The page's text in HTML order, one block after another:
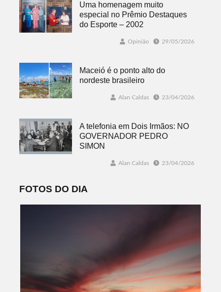
Uma homenagem muito
especial no Prêmio Destaques
do Esporte – 2002
Opinião 29/05/2026
Maceió é o ponto alto do
nordeste brasileiro
Alan Caldas 23/04/2026
A telefonia em Dois Irmãos: NO
GOVERNADOR PEDRO
SIMON
Alan Caldas 23/04/2026
FOTOS DO DIA